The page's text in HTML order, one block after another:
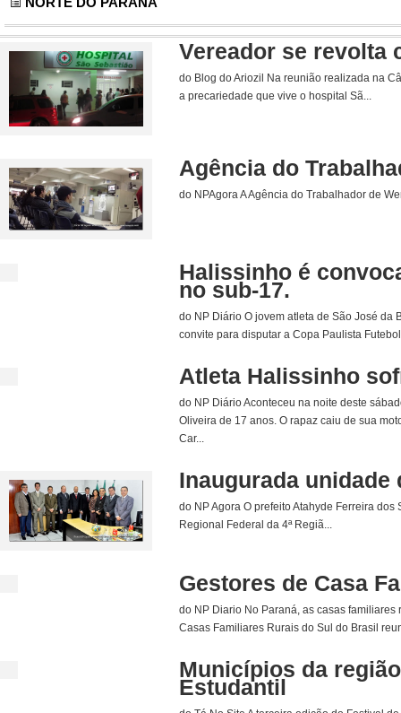
Vereador se revolta
do Blog do Ariozil Na reunião realizada na
a precariedade que vive o hospital Sã...
Agência do
do NPAgora A Agência do Trabalhador de
Halissinho é
no sub-17.
do NP Diário O jovem atleta de São José da
convite para disputar a Copa Paulista
Atleta Halissinho
do NP Diário Aconteceu na noite deste
Oliveira de 17 anos. O rapaz caiu de sua
Car...
Inaugurada unidade
do NP Agora O prefeito Atahyde Ferreira
Regional Federal da 4ª Regiã...
Gestores de Casa
do NP Diario No Paraná, as casas
Casas Familiares Rurais do Sul do Brasil
Municípios da
Estudantil